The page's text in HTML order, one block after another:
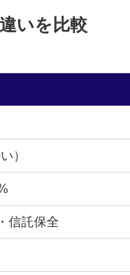
いを比較
）
信託保全